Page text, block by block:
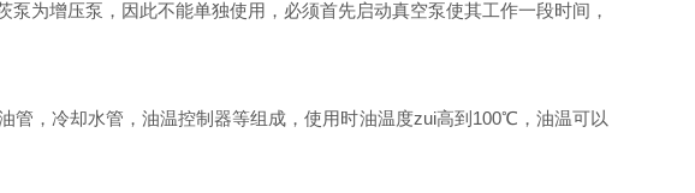
增压泵，因此不能单独使用，必须首先启动真空泵使其工作一段时间，
，冷却水管，油温控制器等组成，使用时油温度zui高到100℃，油温可以